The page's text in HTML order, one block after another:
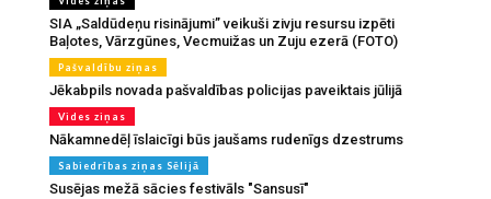
SIA „Saldūdeņu risinājumi” veikuši zivju resursu izpēti
Baļotes, Vārzgūnes, Vecmuižas un Zuju ezerā (FOTO)
Pašvaldību ziņas
Jēkabpils novada pašvaldības policijas paveiktais jūlijā
Vides ziņas
Nākamnedēļ īslaicīgi būs jaušams rudenīgs dzestrums
Sabiedrības ziņas Sēlijā
Susējas mežā sācies festivāls "Sansusī"